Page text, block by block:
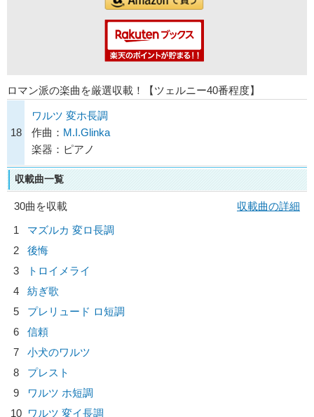
ロマン派の楽曲を厳選収載！【ツェルニー40番程度】
18
ワルツ 変ホ長調
作曲： M.I.Glinka
楽器：ピアノ
収載曲一覧
30曲を収載
収載曲の詳細
1
マズルカ 変ロ長調
2
後悔
3
トロイメライ
4
紡ぎ歌
5
プレリュード ロ短調
6
信頼
7
小犬のワルツ
8
プレスト
9
ワルツ ホ短調
10 ワルツ 変イ長調